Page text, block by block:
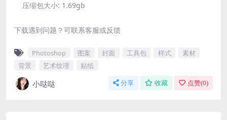
压缩包大小: 1.69gb
下载遇到问题？可联系客服或反馈
Photoshop 图案 封面 工具包 样式
素材
背景
艺术纹理 贴纸
小哒哒 分享 收藏 点赞(0)